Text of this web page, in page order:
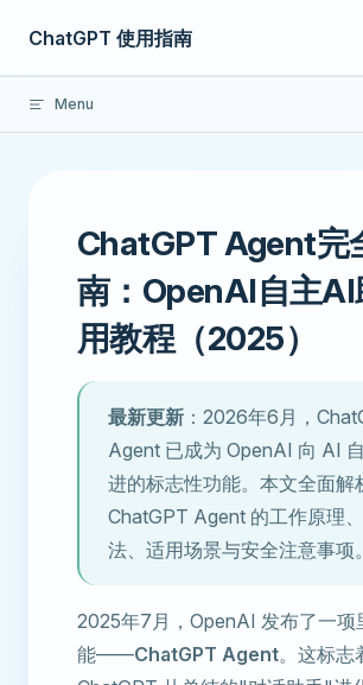
Skip to content
ChatGPT 使用指南
Menu
ChatGPT Agent完
南：OpenAI自主AI
用教程（2025）
最新更新 ：2026年6月，
Agent 已成为 OpenAI 向 AI
进的标志性功能。本文全面解
ChatGPT Agent 的工作原理
法、适用场景与安全注意事项。
2025年7月，OpenAI 发布了一项
能——ChatGPT Agent。这标志